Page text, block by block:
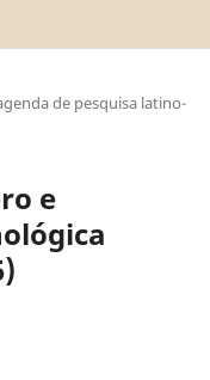
de pesquisa latino-
e